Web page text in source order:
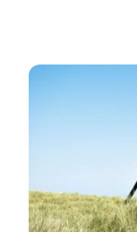
Vedersø Klit